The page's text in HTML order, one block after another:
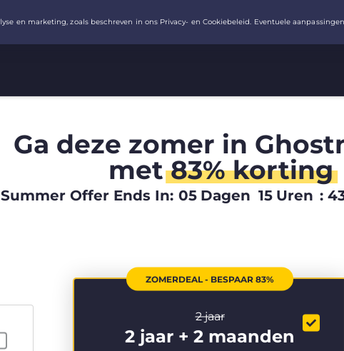
Ga deze zomer in
met83% korting
Summer Offer Ends In: 05 Dagen 15 Uren :
ZOMERDEAL - BESPAAR 83%
2 jaar
2 jaar + 2 maanden